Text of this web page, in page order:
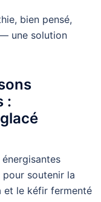
bien pensé,
une solution
:
soutenir la
et le kéfir fermenté